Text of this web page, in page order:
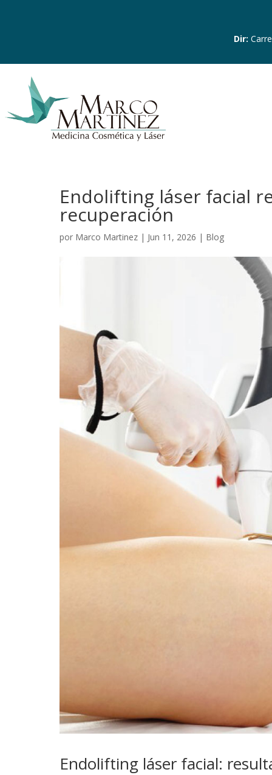
Dir:
Endolifting láser facial
recuperación
por Marco Martinez | Jun 11, 2026 | Blog
Endolifting láser facial: